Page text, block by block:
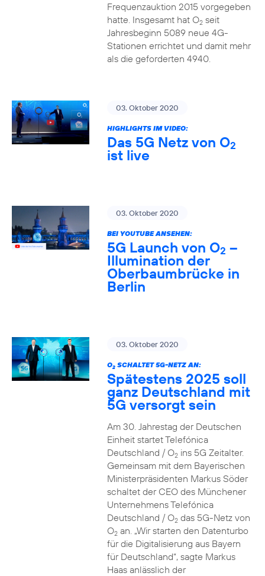
Frequenzauktion 2015 vorgegeben
hatte. Insgesamt hat O2seit
Jahresbeginn 5089 neue 4G-
Stationen errichtet und damit mehr
als die geforderten 4940.
03. Oktober 2020
HIGHLIGHTS IM VIDEO:
Das 5G Netz von O2
ist live
03. Oktober 2020
BEI YOUTUBE ANSEHEN:
5G Launch von O2 –
Illumination der
Oberbaumbrücke in
Berlin
03. Oktober 2020
O2SCHALTET 5G-NETZ AN:
Spätestens 2025 soll
ganz Deutschland mit
5G versorgt sein
Am 30. Jahrestag der Deutschen
Einheit startet Telefónica
Deutschland / O2ins 5G Zeitalter.
Gemeinsam mit dem Bayerischen
Ministerpräsidenten Markus Söder
schaltet der CEO des Münchener
Unternehmens Telefónica
Deutschland / O2das 5G-Netz von
O2an. „Wir starten den Datenturbo
für die Digitalisierung aus Bayern
für Deutschland“, sagte Markus
Haas anlässlich der